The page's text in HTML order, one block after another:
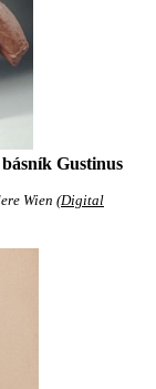
Gustinus
Wien (Digital